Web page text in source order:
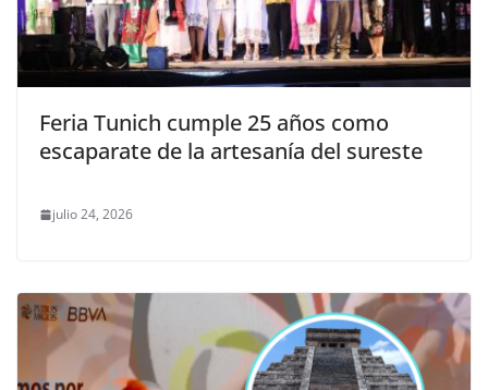
Feria Tunich cumple 25 años como
escaparate de la artesanía del sureste
julio 24, 2026